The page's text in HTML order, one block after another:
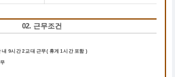
02. 근무조건
내 9시간 2교대 근무( 휴게 1시간 포함 )